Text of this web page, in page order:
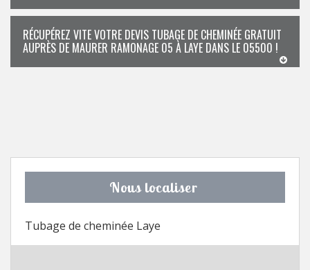
RÉCUPÉREZ VITE VOTRE DEVIS TUBAGE DE CHEMINÉE GRATUIT
AUPRÈS DE MAURER RAMONAGE 05 À LAYE DANS LE 05500 !
Nous localiser
Tubage de cheminée Laye